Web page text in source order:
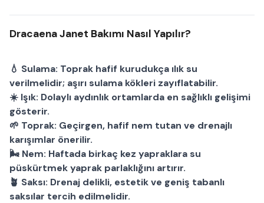
Dracaena Janet Bakımı Nasıl Yapılır?
💧 Sulama: Toprak hafif kurudukça ılık su
verilmelidir; aşırı sulama kökleri zayıflatabilir.
☀️ Işık: Dolaylı aydınlık ortamlarda en sağlıklı gelişimi
gösterir.
🌱 Toprak: Geçirgen, hafif nem tutan ve drenajlı
karışımlar önerilir.
🌬 Nem: Haftada birkaç kez yapraklara su
püskürtmek yaprak parlaklığını artırır.
🪴 Saksı: Drenaj delikli, estetik ve geniş tabanlı
saksılar tercih edilmelidir.